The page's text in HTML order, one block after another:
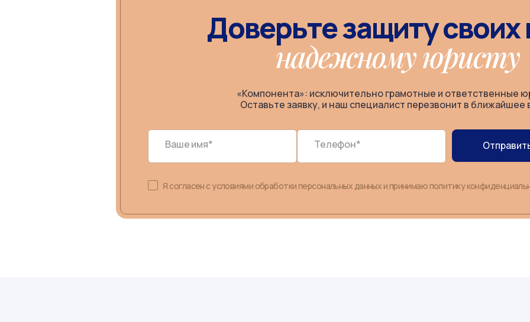
Доверьте защиту своих
надежному юристу
«Компонента»: исключительно грамотные и ответственные
Оставьте заявку, и наш специалист перезвонит в ближайшее
Ваше имя* Телефон*
Я согласен с условиями обработки персональных данных и принимаю политику